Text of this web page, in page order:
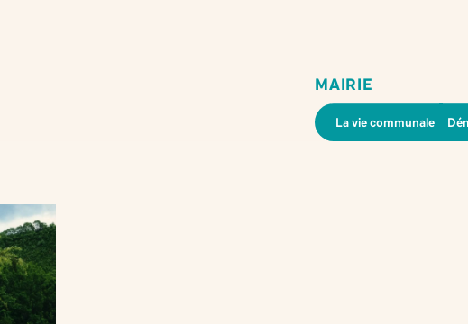
MAIRIE
La vie communale